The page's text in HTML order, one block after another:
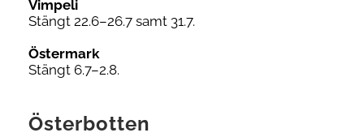
Vimpeli
Stängt 22.6–26.7 samt 31.7.
Östermark
Stängt 6.7–2.8.
Österbotten